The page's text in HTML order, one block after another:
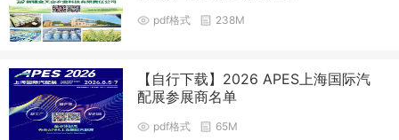
pdf格式 238M
【自行下载】2026 APES上海国际汽
配展参展商名单
pdf格式 65M